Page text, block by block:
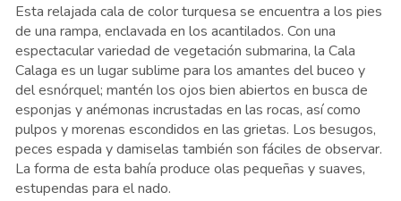
Esta relajada cala de color turquesa se encuentra a los pies
de una rampa, enclavada en los acantilados. Con una
espectacular variedad de vegetación submarina, la Cala
Calaga es un lugar sublime para los amantes del buceo y
del esnórquel; mantén los ojos bien abiertos en busca de
esponjas y anémonas incrustadas en las rocas, así como
pulpos y morenas escondidos en las grietas. Los besugos,
peces espada y damiselas también son fáciles de observar.
La forma de esta bahía produce olas pequeñas y suaves,
estupendas para el nado.